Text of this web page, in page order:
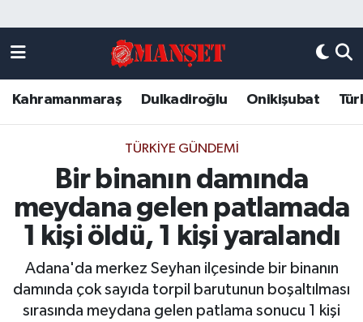
Kahramanmaraş Dulkadiroğlu Onikişubat
TÜRKIYE GÜNDEMI
Bir binanın damında
meydana gelen patlamada
1 kişi öldü, 1 kişi yaralandı
Adana'da merkez Seyhan ilçesinde bir binanın
damında çok sayıda torpil barutunun boşaltılması
sırasında meydana gelen patlama sonucu 1 kişi
DULKADİROĞLU
KAHRAMANMARAŞ
ONİKİŞUBAT
ÖZEL HABER
Künye
Kahramanmaraş Nöbetçi Eczaneler
Kahramanmaraş Hava Durumu
Kahramanmaraş Trafik Yoğunluk Haritası
Süper Lig Puan Durumu ve Fikstür
Tüm Manşetler
Son Dakika Haberleri
Haber Arşivi